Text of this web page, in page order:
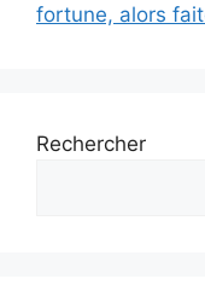
fortune, alors
Rechercher